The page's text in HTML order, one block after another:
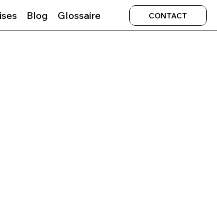
Blog Glossaire CONTACT